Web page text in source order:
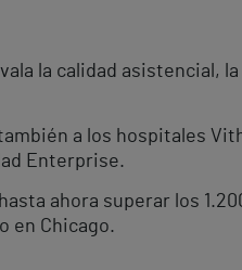
la calidad asistencial,
a los hospitales
Enterprise.
ahora superar los
en Chicago.